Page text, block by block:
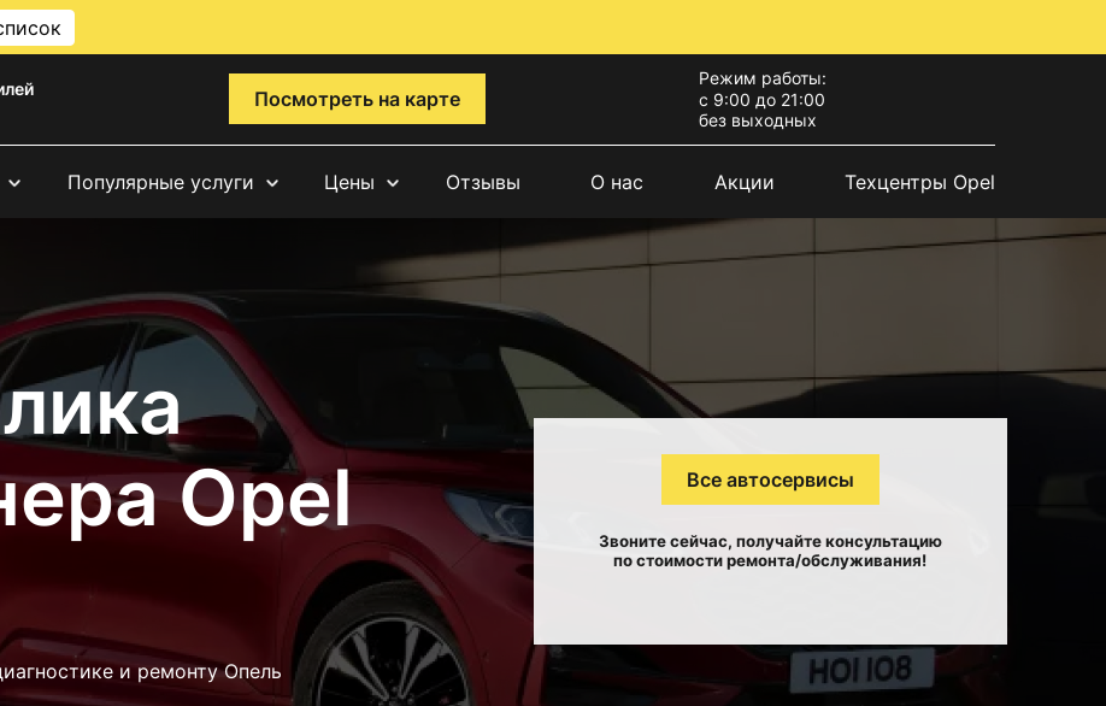
Посмотреть на карте
Режим работы:
с 9:00 до 21:00
без выходных
Популярные услуги Цены Отзывы О нас Акции Техцентры Opel
Opel
и ремонту Опель
Все автосервисы
Звоните сейчас, получайте консультацию
по стоимости ремонта/обслуживания!